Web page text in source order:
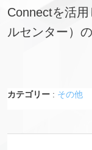
Connectを活
ルセンター）
カテゴリー : その他